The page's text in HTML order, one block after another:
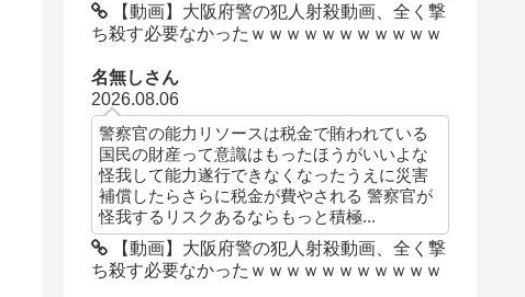
【動画】大阪府警の犯人射殺動画、全く撃
ち殺す必要なかったｗｗｗｗｗｗｗｗｗｗｗ
名無しさん
2026.08.06
警察官の能力リソースは税金で賄われている
国民の財産って意識はもったほうがいいよな
怪我して能力遂行できなくなったうえに災害
補償したらさらに税金が費やされる 警察官が
怪我するリスクあるならもっと積極...
【動画】大阪府警の犯人射殺動画、全く撃
ち殺す必要なかったｗｗｗｗｗｗｗｗｗｗｗ